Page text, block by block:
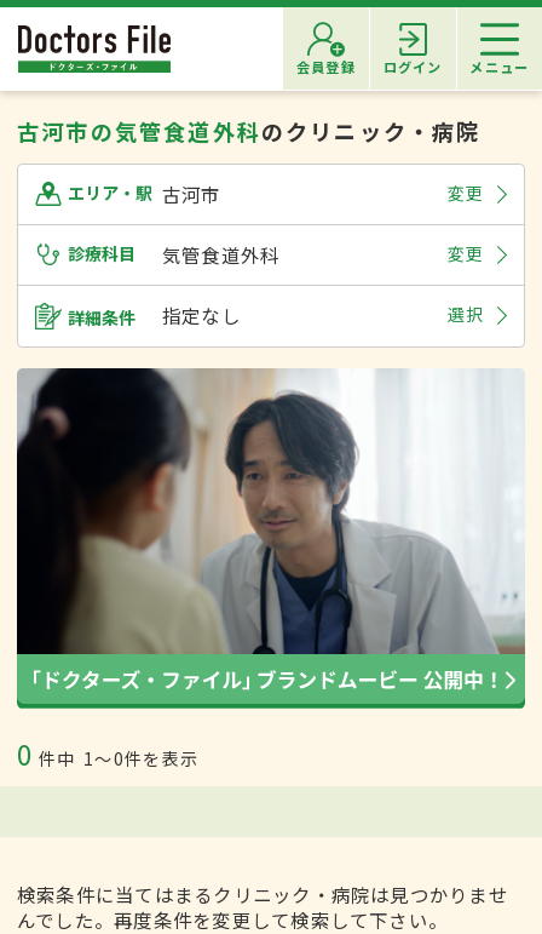
会員登録 ログイン メニュー
古河市の気管食道外科のクリニック・病院
エリア・駅 古河市 変更
診療科目 気管食道外科 変更
詳細条件 指定なし 選択
0 件中 1〜0件を表示
検索条件に当てはまるクリニック・病院は見つかりませ
んでした。再度条件を変更して検索して下さい。